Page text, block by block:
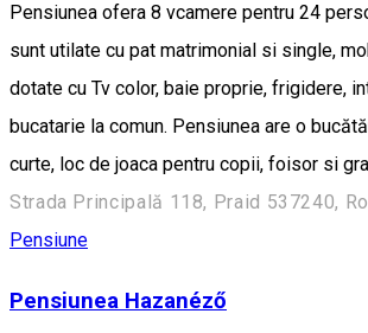
Pensiunea ofera 8 vcamere pentru 24
sunt utilate cu pat matrimonial si single,
dotate cu Tv color, baie proprie, frigidere,
bucatarie la comun. Pensiunea are o
curte, loc de joaca pentru copii, foisor si
Strada Principală 118, Praid 537240,
Pensiune
Pensiunea Hazanéző